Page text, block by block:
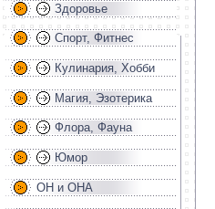
Здоровье
Спорт, Фитнес
Кулинария, Хобби
Магия, Эзотерика
Флора, Фауна
Юмор
ОН и ОНА